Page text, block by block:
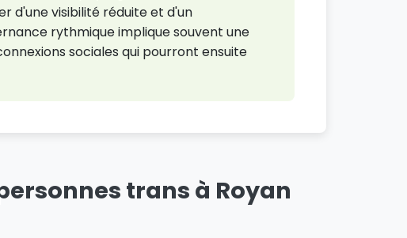
d'une visibilité réduite et d'un
rythmique implique souvent une
sociales qui pourront ensuite
trans à Royan